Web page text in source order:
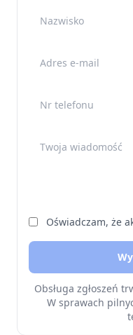
Nazwisko
Adres e-mail
Nr telefonu
Twoja wiadomość
Oświadczam, że
Obsługa zgłoszeń
W sprawach